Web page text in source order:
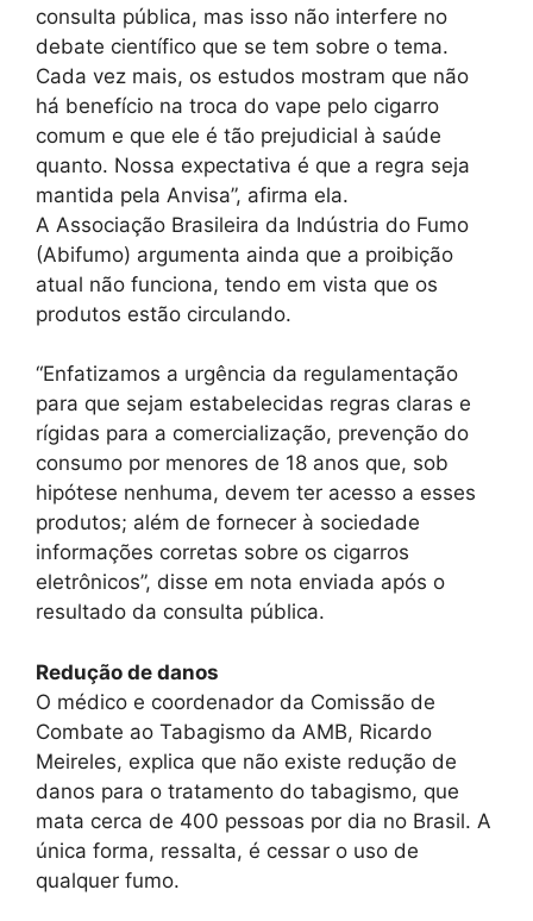
consulta pública, mas isso não interfere no
debate científico que se tem sobre o tema.
Cada vez mais, os estudos mostram que não
há benefício na troca do vape pelo cigarro
comum e que ele é tão prejudicial à saúde
quanto. Nossa expectativa é que a regra seja
mantida pela Anvisa”, afirma ela.
A Associação Brasileira da Indústria do Fumo
(Abifumo) argumenta ainda que a proibição
atual não funciona, tendo em vista que os
produtos estão circulando.
“Enfatizamos a urgência da regulamentação
para que sejam estabelecidas regras claras e
rígidas para a comercialização, prevenção do
consumo por menores de 18 anos que, sob
hipótese nenhuma, devem ter acesso a esses
produtos; além de fornecer à sociedade
informações corretas sobre os cigarros
eletrônicos”, disse em nota enviada após o
resultado da consulta pública.
Redução de danos
O médico e coordenador da Comissão de
Combate ao Tabagismo da AMB, Ricardo
Meireles, explica que não existe redução de
danos para o tratamento do tabagismo, que
mata cerca de 400 pessoas por dia no Brasil. A
única forma, ressalta, é cessar o uso de
qualquer fumo.